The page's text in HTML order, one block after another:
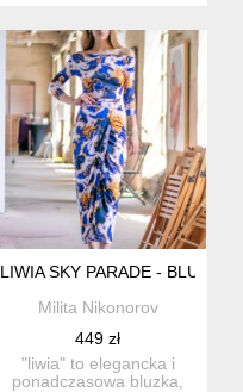
LIWIA SKY PARADE - BLUZKA
Milita Nikonorov
449 zł
"liwia" to elegancka i
ponadczasowa bluzka,